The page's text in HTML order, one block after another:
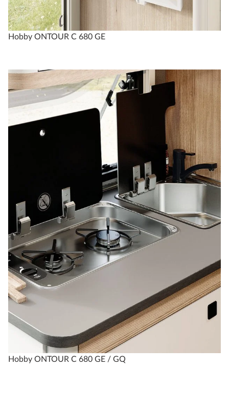
Hobby ONTOUR C 680 GE
Hobby ONTOUR C 680 GE / GQ